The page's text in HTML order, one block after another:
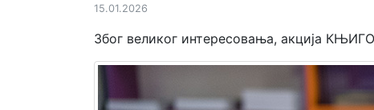
15.01.2026
Због великог интересовања, акција